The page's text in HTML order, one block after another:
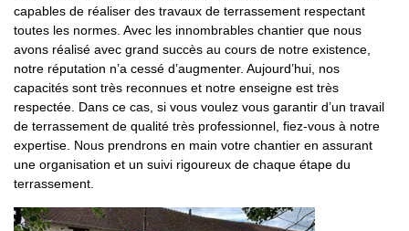
capables de réaliser des travaux de terrassement respectant
toutes les normes. Avec les innombrables chantier que nous
avons réalisé avec grand succès au cours de notre existence,
notre réputation n’a cessé d’augmenter. Aujourd’hui, nos
capacités sont très reconnues et notre enseigne est très
respectée. Dans ce cas, si vous voulez vous garantir d’un travail
de terrassement de qualité très professionnel, fiez-vous à notre
expertise. Nous prendrons en main votre chantier en assurant
une organisation et un suivi rigoureux de chaque étape du
terrassement.